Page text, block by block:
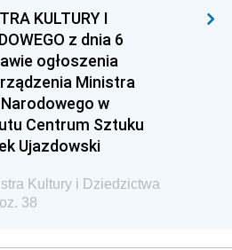
KULTURY I
z dnia 6
ogłoszenia
Ministra
w
Centrum Sztuku
Ujazdowski
Kultury i Dziedzictwa
38